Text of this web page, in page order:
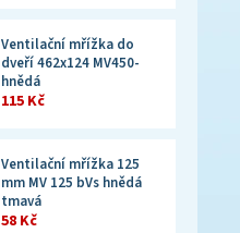
Ventilační mřížka do
dveří 462x124 MV450-
hnědá
115 Kč
Ventilační mřížka 125
mm MV 125 bVs hnědá
tmavá
58 Kč